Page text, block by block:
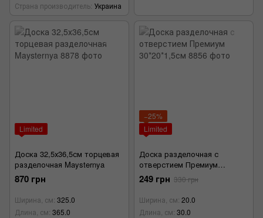
Страна производитель Украина
Limited
Доска 32,5х36,5см торцевая
разделочная Maysternya
870 грн
Ширина, см 325.0
Длина, см 365.0
−25%
Limited
Доска разделочная с
отверстием Премиум
30*20*1,5см
249 грн 330 грн
Ширина, см 20.0
Длина, см 30.0